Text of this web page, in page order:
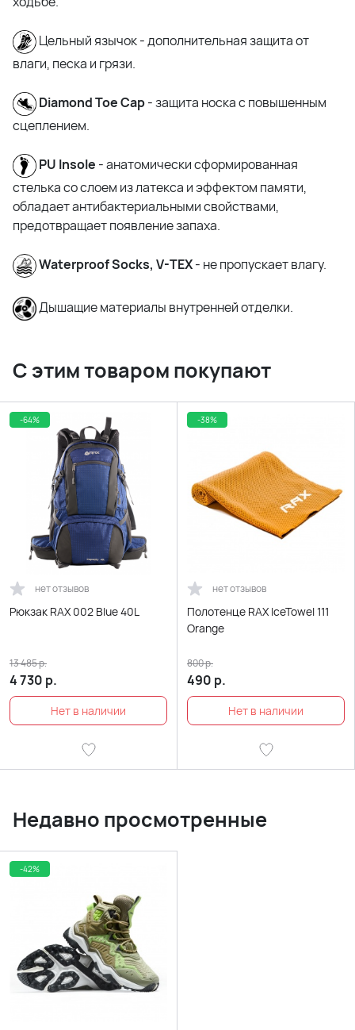
Цельный язычок - дополнительная защита от
влаги, песка и грязи.
Diamond Toe Cap- защита носка с повышенным
сцеплением.
PU Insole - анатомически сформированная
стелька со слоем из латекса и эффектом памяти,
обладает антибактериальными свойствами,
предотвращает появление запаха.
Waterproof Socks, V-TEX- не пропускает влагу.
Дышащие материалы внутренней отделки.
С этим товаром покупают
-64%
нет отзывов
Рюкзак RAX 002 Blue 40L
4 730 р.
13 485р.
Нет в наличии
-38%
нет отзывов
Полотенце RAX IceTowel 111
Orange
490 р.
800р.
Нет в наличии
Недавно просмотренные
-42%